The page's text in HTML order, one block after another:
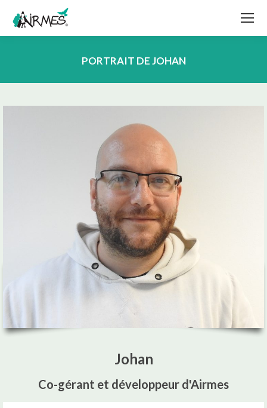
PORTRAIT DE JOHAN
Johan
Co-gérant et développeur d'Airmes